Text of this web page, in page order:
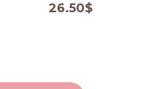
26.50$